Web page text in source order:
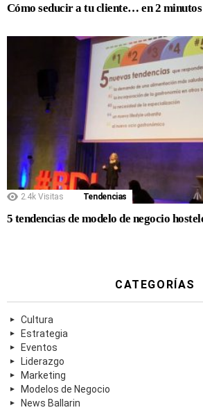
Cómo seducir a tu cliente… en 2 minutos
2.4k Visitas Tendencias
5 tendencias de modelo de negocio
CATEGORÍAS
Cultura
Estrategia
Eventos
Liderazgo
Marketing
Modelos de Negocio
News Ballarin